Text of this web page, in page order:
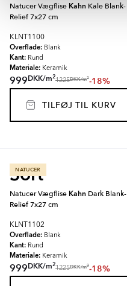
Natucer Vægflise Kahn Kale Blank-
Relief 7x27 cm
KLNT1100
Overflade: Blank
Kant: Rund
Materiale: Keramik
999DKK/m2
1225DKK/m2-18%
TILFØJ TIL KURV
Sort
NATUCER
Natucer Vægflise Kahn Dark Blank-
Relief 7x27 cm
KLNT1102
Overflade: Blank
Kant: Rund
Materiale: Keramik
999DKK/m2
1225DKK/m2-18%